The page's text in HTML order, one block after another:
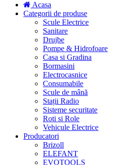
Acasa
Categorii de produse
Scule Electrice
Sanitare
Drujbe
Pompe & Hidrofoare
Casa si Gradina
Bormasini
Electrocasnice
Consumabile
Scule de mână
Stații Radio
Sisteme securitate
Roti si Role
Vehicule Electrice
Producatori
Brizoll
ELEFANT
EVOTOOLS